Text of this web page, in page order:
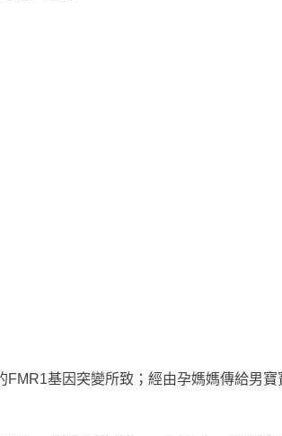
基因突變所致；經由孕媽媽傳給男